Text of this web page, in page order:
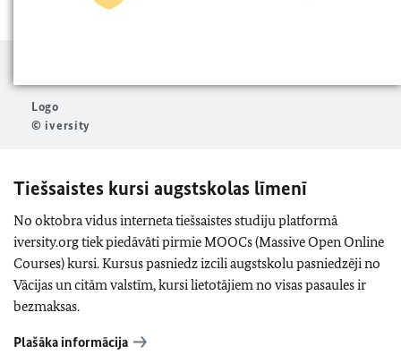
Logo
© iversity
Tiešsaistes kursi augstskolas līmenī
No oktobra vidus interneta tiešsaistes studiju platformā
iversity.org tiek piedāvāti pirmie MOOCs (Massive Open Online
Courses) kursi. Kursus pasniedz izcili augstskolu pasniedzēji no
Vācijas un citām valstīm, kursi lietotājiem no visas pasaules ir
bezmaksas.
Plašāka informācija